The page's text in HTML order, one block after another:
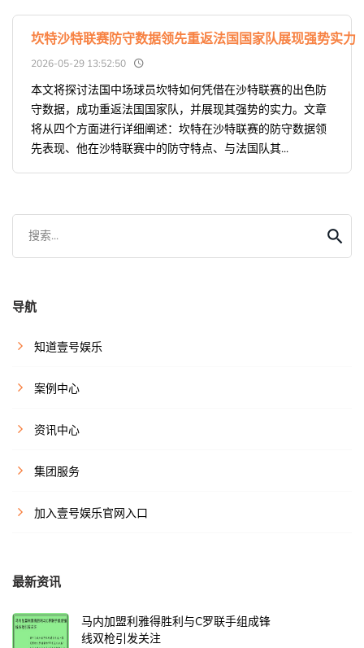
坎特沙特联赛防守数据领先重返法国国家队展现强势实力
2026-05-29 13:52:50
本文将探讨法国中场球员坎特如何凭借在沙特联赛的出色防
守数据，成功重返法国国家队，并展现其强势的实力。文章
将从四个方面进行详细阐述：坎特在沙特联赛的防守数据领
先表现、他在沙特联赛中的防守特点、与法国队其...
搜索...
导航
知道壹号娱乐
案例中心
资讯中心
集团服务
加入壹号娱乐官网入口
最新资讯
马内加盟利雅得胜利与C罗联手组成锋
线双枪引发关注